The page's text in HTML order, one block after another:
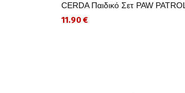
CERDA Παιδικό Σετ PAW PATROL
11.90 €